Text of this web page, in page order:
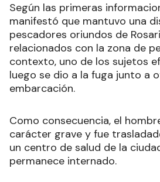
Según las primeras
manifestó que mantuvo una
pescadores oriundos de
relacionados con la zona de
contexto, uno de los sujetos
luego se dio a la fuga junto a
embarcación.
Como consecuencia, el
carácter grave y fue
un centro de salud de la
permanece internado.